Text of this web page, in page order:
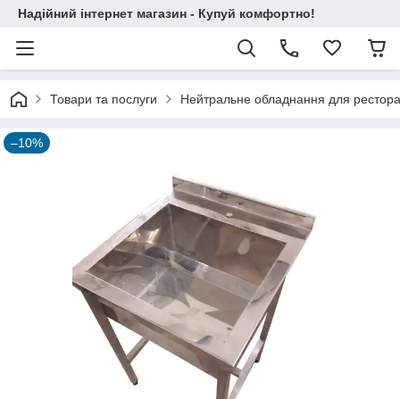
Надійний інтернет магазин - Купуй комфортно!
Товари та послуги Нейтральне обладнання для
–10%